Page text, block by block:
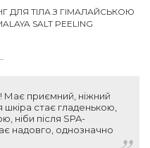
ДЛЯ ТІЛА З ГІМАЛАЙСЬКОЮ
SALT PEELING
Має приємний, ніжний
стає гладенькою,
ніби після SPA-
надовго, однозначно